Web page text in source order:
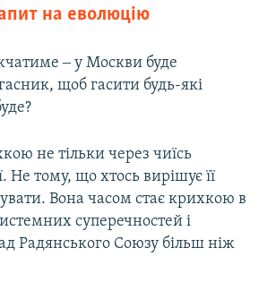
на еволюцію
‒ у Москви буде
щоб гасити будь-які
не тільки через чиїсь
Не тому, що хтось вирішує її
Вона часом стає крихкою в
суперечностей і
Радянського Союзу більш ніж